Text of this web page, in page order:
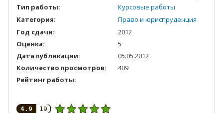
Тип работы:
Курсовые работы
Категория:
Право и юриспруденция
Год сдачи:
2012
Оценка:
5
Дата публикации:
05.05.2012
Количество просмотров:
409
Рейтинг работы:
4.9 19